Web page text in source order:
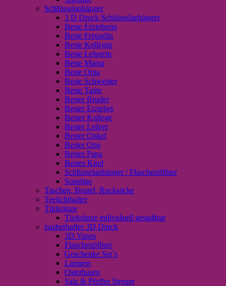
Schlüsselanhänger
3 D Druck Schlüsselanhänger
Beste Erzieherin
Beste Freundin
Beste Kollegin
Beste Lehrerin
Beste Mama
Beste Oma
Beste Schwester
Beste Tante
Bester Bruder
Bester Erzieher
Bester Kollege
Bester Lehrer
Bester Onkel
Bester Opa
Bester Papa
Bestes Kind
Schlüsselanhänger / Flaschenöffner
Sonstige
Taschen, Beutel, Rucksäcke
Teelichthalter
Türkränze
Türkränze individuell gestaltbar
zauberhafter 3D Druck
3D Vasen
Flaschenöffner
Geschenke Set`s
Lampen
Osterhasen
Salz & Pfeffer Streuer